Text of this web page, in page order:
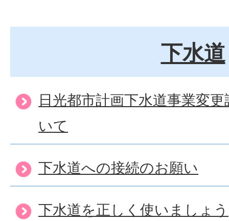
下水道
日光都市計画下水道事業変
いて
下水道への接続のお願い
下水道を正しく使いましょう